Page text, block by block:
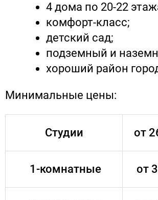
4 дома по 20-22
комфорт-класс;
детский сад;
подземный и
хороший район
Минимальные цены:
Студии от
1-комнатные от